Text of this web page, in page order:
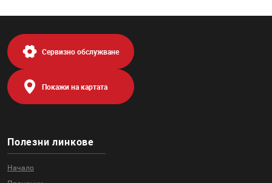
Полезни линкове
Начало
Сервизно обслужване
Покажи на картата